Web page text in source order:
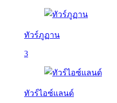
ทัวร์ภูฏาน
3
ทัวร์ไอซ์แลนด์